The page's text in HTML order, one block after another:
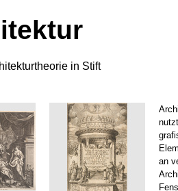
in Stift
an